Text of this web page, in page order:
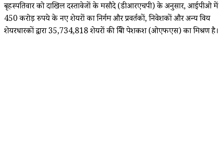
बृहस्पतिवार को दाखिल दस्तावेजों के मसौदे (डीआरएचपी) के अनुसार, आईपीओ में
450 करोड़ रुपये के नए शेयरों का निर्गम और प्रवर्तकों, निवेशकों और अन्य विक्रय
शेयरधारकों द्वारा 35,734,818 शेयरों की बिक्री पेशकश (ओएफएस) का मिश्रण है।